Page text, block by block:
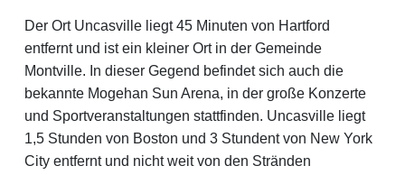
Der Ort Uncasville liegt 45 Minuten von Hartford
entfernt und ist ein kleiner Ort in der Gemeinde
Montville. In dieser Gegend befindet sich auch die
bekannte Mogehan Sun Arena, in der große Konzerte
und Sportveranstaltungen stattfinden. Uncasville liegt
1,5 Stunden von Boston und 3 Stundent von New York
City entfernt und nicht weit von den Stränden